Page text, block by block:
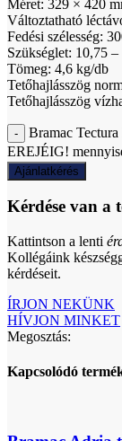
Méret: 329 × 420
Változtatható
Fedési szélesség:
Szükséglet: 10,75
Tömeg: 4,6 kg/db
Tetőhajlásszög
Tetőhajlásszög
Bramac
EREJÉIG!
Ajánlatkérés
Kérdése van a
Kattintson a lenti
Kollégáink
kérdéseit.
ÍRJON NEKÜNK
HÍVJON MINKET
Megosztás:
Kapcsolódó